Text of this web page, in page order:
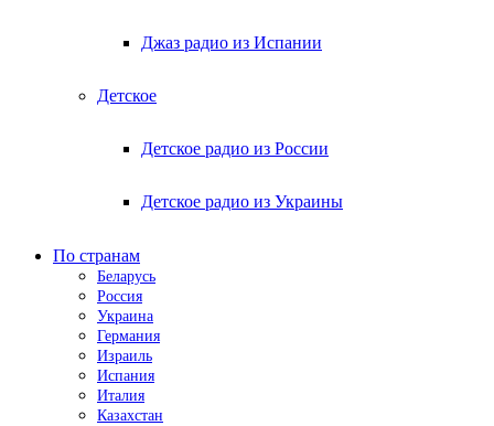
Джаз радио из Испании
Детское
Детское радио из России
Детское радио из Украины
По странам
Беларусь
Россия
Украина
Германия
Израиль
Испания
Италия
Казахстан